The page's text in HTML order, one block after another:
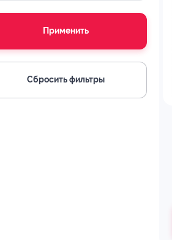
Применить
Сбросить фильтры